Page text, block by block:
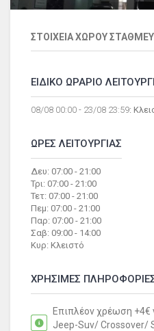
ΣΤΟΙΧΕΙΑ ΧΩΡΟΥ
ΕΙΔΙΚΟ ΩΡΑΡΙΟ
08/08 00:00 - 23/08 23:59:
ΩΡΕΣ ΛΕΙΤΟΥΡΓΙΑΣ
Δευ: 07:00 - 21:00
Τρι: 07:00 - 21:00
Τετ: 07:00 - 21:00
Πεμ: 07:00 - 21:00
Παρ: 07:00 - 21:00
Σαβ: 09:00 - 14:00
Κυρ: Κλειστό
ΧΡΗΣΙΜΕΣ
Επιπλέον χρέωση +4€
Jeep-Suv/ Crossover/